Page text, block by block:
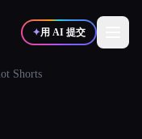
✦用 AI 提交
Shorts